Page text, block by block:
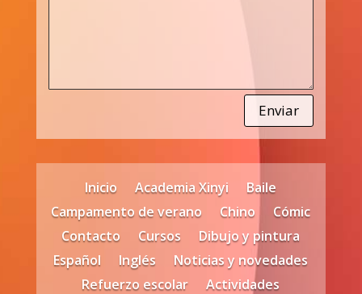
Enviar
Inicio Academia Xinyi
Baile
Campamento de verano
Chino
Cómic
Contacto
Cursos
Dibujo y pintura
Español
Inglés
Noticias y novedades
Refuerzo escolar
Actividades